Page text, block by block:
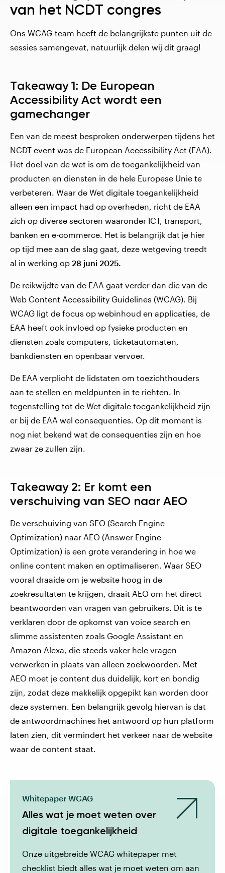
van het NCDT congres
Ons WCAG-team heeft de belangrijkste punten uit de
sessies samengevat, natuurlijk delen wij dit graag!
Takeaway 1: De European
Accessibility Act wordt een
gamechanger
Een van de meest besproken onderwerpen tijdens het
NCDT-event was de European Accessibility Act (EAA).
Het doel van de wet is om de toegankelijkheid van
producten en diensten in de hele Europese Unie te
verbeteren. Waar de Wet digitale toegankelijkheid
alleen een impact had op overheden, richt de EAA
zich op diverse sectoren waaronder ICT, transport,
banken en e-commerce. Het is belangrijk dat je hier
op tijd mee aan de slag gaat, deze wetgeving treedt
al in werking op 28 juni 2025.
De reikwijdte van de EAA gaat verder dan die van de
Web Content Accessibility Guidelines (WCAG). Bij
WCAG ligt de focus op webinhoud en applicaties, de
EAA heeft ook invloed op fysieke producten en
diensten zoals computers, ticketautomaten,
bankdiensten en openbaar vervoer.
De EAA verplicht de lidstaten om toezichthouders
aan te stellen en meldpunten in te richten. In
tegenstelling tot de Wet digitale toegankelijkheid zijn
er bij de EAA wel consequenties. Op dit moment is
nog niet bekend wat de consequenties zijn en hoe
zwaar ze zullen zijn.
Takeaway 2: Er komt een
verschuiving van SEO naar AEO
De verschuiving van SEO (Search Engine
Optimization) naar AEO (Answer Engine
Optimization) is een grote verandering in hoe we
online content maken en optimaliseren. Waar SEO
vooral draaide om je website hoog in de
zoekresultaten te krijgen, draait AEO om het direct
beantwoorden van vragen van gebruikers. Dit is te
verklaren door de opkomst van voice search en
slimme assistenten zoals Google Assistant en
Amazon Alexa, die steeds vaker hele vragen
verwerken in plaats van alleen zoekwoorden. Met
AEO moet je content dus duidelijk, kort en bondig
zijn, zodat deze makkelijk opgepikt kan worden door
deze systemen. Een belangrijk gevolg hiervan is dat
de antwoordmachines het antwoord op hun platform
laten zien, dit vermindert het verkeer naar de website
waar de content staat.
Whitepaper WCAG
Alles wat je moet weten over
digitale toegankelijkheid
Onze uitgebreide WCAG whitepaper met
checklist biedt alles wat je moet weten om aan